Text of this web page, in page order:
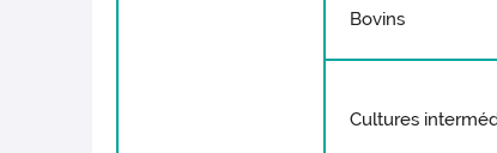
Bovins
Cultures